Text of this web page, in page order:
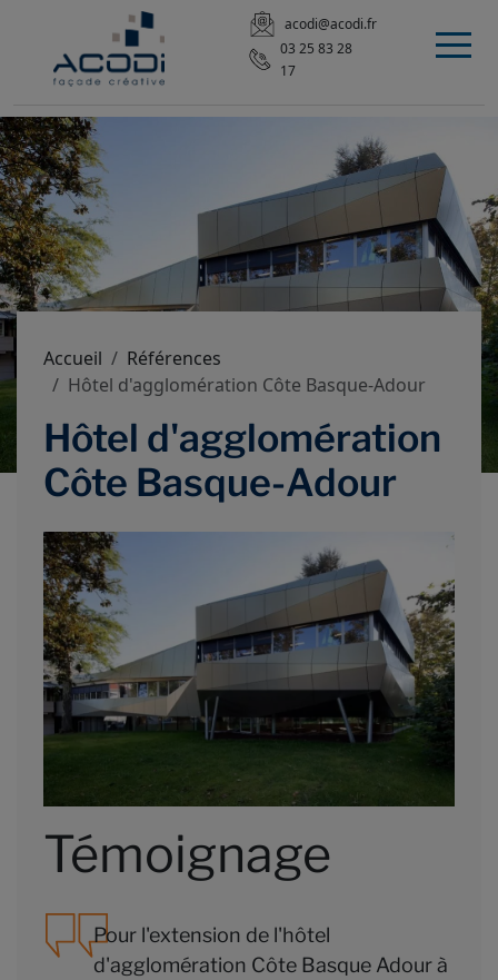
acodi@acodi.fr
03 25 83 28
17
Accueil
Références
Hôtel d'agglomération Côte Basque-Adour
Hôtel d'agglomération
Côte Basque-Adour
Témoignage
Pour l'extension de l'hôtel
d'agglomération Côte Basque Adour à